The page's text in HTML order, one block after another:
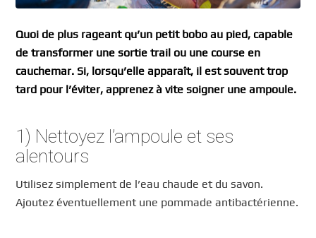
Quoi de plus rageant qu’un petit bobo au pied, capable
de transformer une sortie trail ou une course en
cauchemar. Si, lorsqu’elle apparaît, il est souvent trop
tard pour l’éviter, apprenez à vite soigner une ampoule.
1) Nettoyez l’ampoule et ses
alentours
Utilisez simplement de l’eau chaude et du savon.
Ajoutez éventuellement une pommade antibactérienne.